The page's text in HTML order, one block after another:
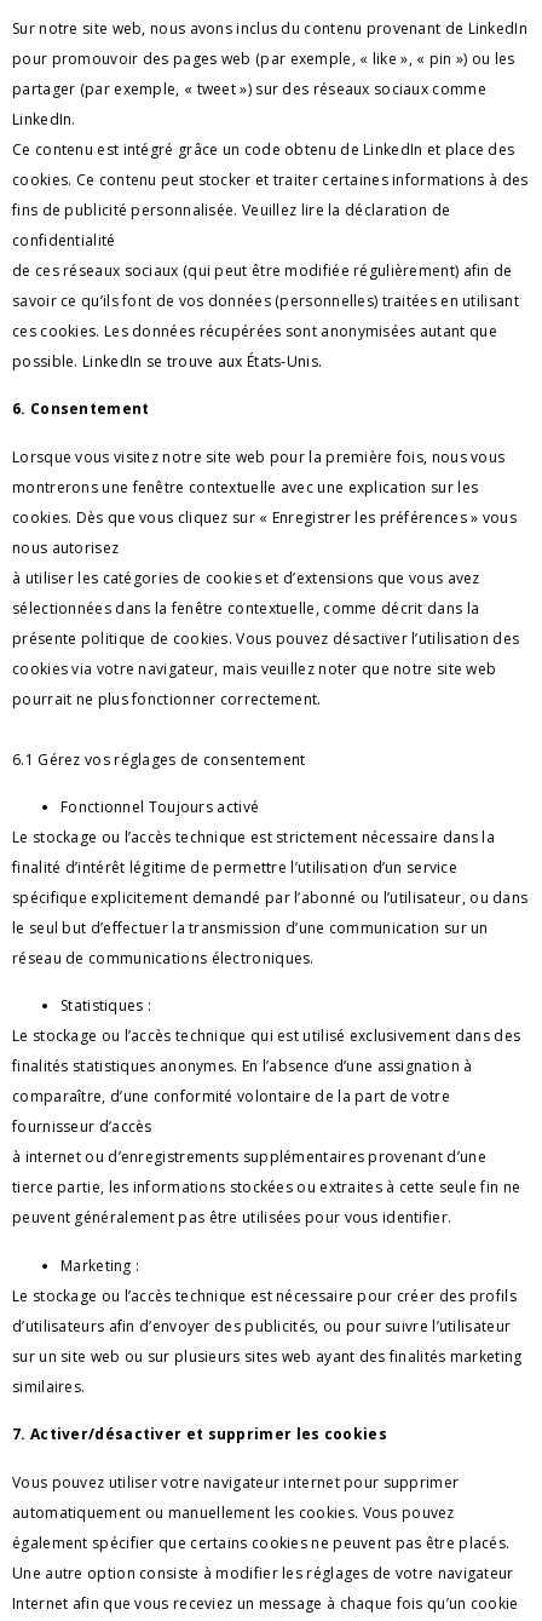
Sur notre site web, nous avons inclus du contenu provenant de LinkedIn
pour promouvoir des pages web (par exemple, « like », « pin ») ou les
partager (par exemple, « tweet ») sur des réseaux sociaux comme
LinkedIn.
Ce contenu est intégré grâce un code obtenu de LinkedIn et place des
cookies. Ce contenu peut stocker et traiter certaines informations à des
fins de publicité personnalisée. Veuillez lire la déclaration de
confidentialité
de ces réseaux sociaux (qui peut être modifiée régulièrement) afin de
savoir ce qu’ils font de vos données (personnelles) traitées en utilisant
ces cookies. Les données récupérées sont anonymisées autant que
possible. LinkedIn se trouve aux États-Unis.
6. Consentement
Lorsque vous visitez notre site web pour la première fois, nous vous
montrerons une fenêtre contextuelle avec une explication sur les
cookies. Dès que vous cliquez sur « Enregistrer les préférences » vous
nous autorisez
à utiliser les catégories de cookies et d’extensions que vous avez
sélectionnées dans la fenêtre contextuelle, comme décrit dans la
présente politique de cookies. Vous pouvez désactiver l’utilisation des
cookies via votre navigateur, mais veuillez noter que notre site web
pourrait ne plus fonctionner correctement.
6.1 Gérez vos réglages de consentement
Fonctionnel Toujours activé
Le stockage ou l’accès technique est strictement nécessaire dans la
finalité d’intérêt légitime de permettre l’utilisation d’un service
spécifique explicitement demandé par l’abonné ou l’utilisateur, ou dans
le seul but d’effectuer la transmission d’une communication sur un
réseau de communications électroniques.
Statistiques :
Le stockage ou l’accès technique qui est utilisé exclusivement dans des
finalités statistiques anonymes. En l’absence d’une assignation à
comparaître, d’une conformité volontaire de la part de votre
fournisseur d’accès
à internet ou d’enregistrements supplémentaires provenant d’une
tierce partie, les informations stockées ou extraites à cette seule fin ne
peuvent généralement pas être utilisées pour vous identifier.
Marketing :
Le stockage ou l’accès technique est nécessaire pour créer des profils
d’utilisateurs afin d’envoyer des publicités, ou pour suivre l’utilisateur
sur un site web ou sur plusieurs sites web ayant des finalités marketing
similaires.
7. Activer/désactiver et supprimer les cookies
Vous pouvez utiliser votre navigateur internet pour supprimer
automatiquement ou manuellement les cookies. Vous pouvez
également spécifier que certains cookies ne peuvent pas être placés.
Une autre option consiste à modifier les réglages de votre navigateur
Internet afin que vous receviez un message à chaque fois qu’un cookie